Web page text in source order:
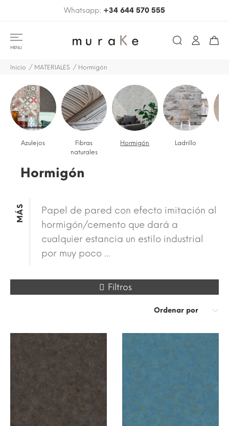
Whatsapp: +34 644 570 555
MENU
Inicio MATERIALES Hormigón
Azulejos
Fibras
naturales
Hormigón Ladrillo
Hormigón
MÁS
Papel de pared con efecto imitación al
hormigón/cemento que dará a
cualquier estancia un estilo industrial
por muy poco ...
Filtros
Ordenar por